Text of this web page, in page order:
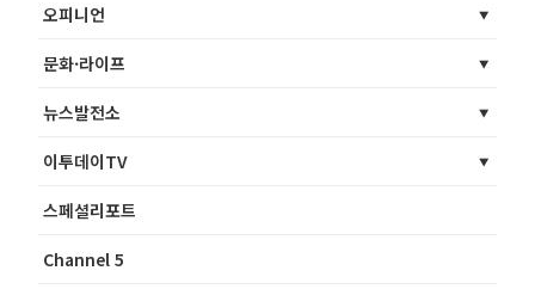
오피니언
문화·라이프
뉴스발전소
이투데이TV
스페셜리포트
Channel 5